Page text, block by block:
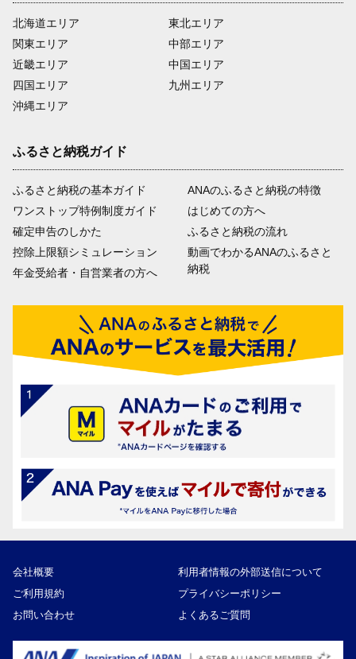
北海道エリア
関東エリア
近畿エリア
四国エリア
沖縄エリア
東北エリア
中部エリア
中国エリア
九州エリア
ふるさと納税ガイド
ふるさと納税の基本ガイド
ワンストップ特例制度ガイド
確定申告のしかた
控除上限額シミュレーション
年金受給者・自営業者の方へ
ANAのふるさと納税の特徴
はじめての方へ
ふるさと納税の流れ
動画でわかるANAのふるさと
納税
会社概要
利用者情報の外部送信について
ご利用規約
プライバシーポリシー
お問い合わせ
よくあるご質問